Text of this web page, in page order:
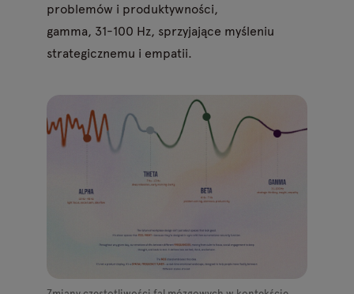
problemów i produktywności,
gamma, 31-100 Hz, sprzyjające myśleniu
strategicznemu i empatii.